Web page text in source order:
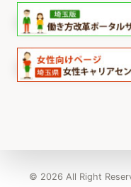
© 2026 All Right